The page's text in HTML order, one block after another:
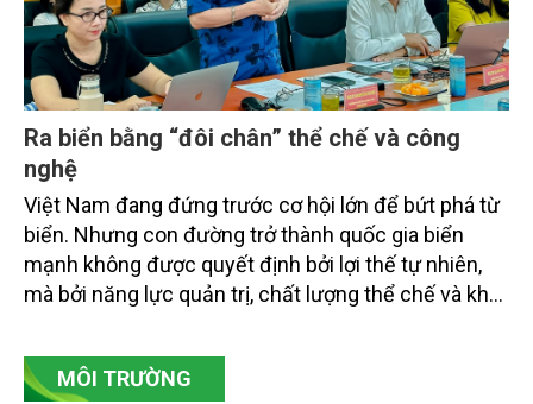
Ra biển bằng “đôi chân” thể chế và công
nghệ
Việt Nam đang đứng trước cơ hội lớn để bứt phá từ
biển. Nhưng con đường trở thành quốc gia biển
mạnh không được quyết định bởi lợi thế tự nhiên,
mà bởi năng lực quản trị, chất lượng thể chế và khả
nguyên kinh tế biển xanh.
MÔI TRƯỜNG